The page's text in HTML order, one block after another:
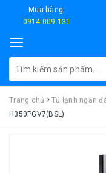
Mua hàng:
0914.009.131
Toggle
navigation
Trang chủ Tủ lạnh ngăn
H350PGV7(BSL)